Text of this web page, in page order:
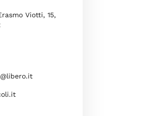
Viotti, 15,